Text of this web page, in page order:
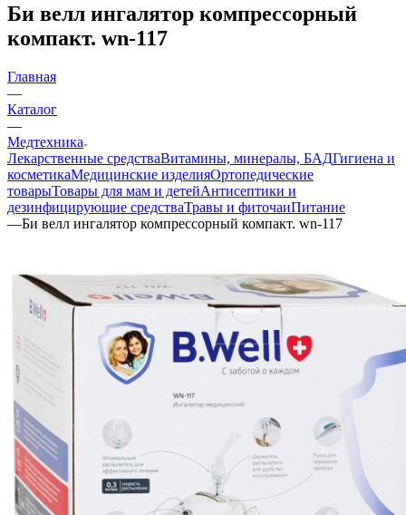
Би велл ингалятор компрессорный
компакт. wn-117
Главная
—
Каталог
—
Медтехника
Лекарственные средстваВитамины, минералы, БАДГигиена и
косметикаМедицинские изделияОртопедические
товарыТовары для мам и детейАнтисептики и
дезинфицирующие средстваТравы и фиточаиПитание
—Би велл ингалятор компрессорный компакт. wn-117